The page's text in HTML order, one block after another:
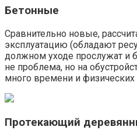
Бетонные
Сравнительно новые,
эксплуатацию (обладают
должном уходе прослужат и
не проблема, но на
много времени и физических
Протекающий